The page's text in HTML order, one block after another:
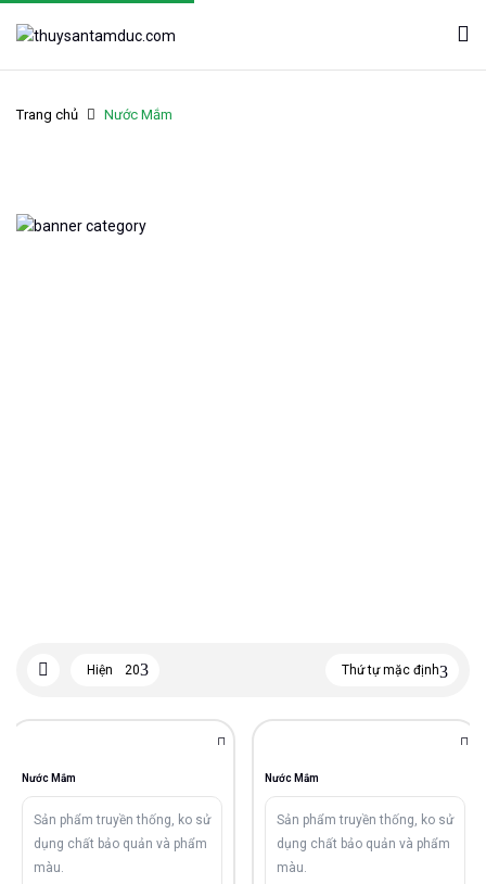
Trang chủ Nước Mắm
Thứ tự mặc định
Hiện 20
Nước Mắm
Sản phẩm truyền thống, ko sử
dụng chất bảo quản và phẩm
màu.
Nước Mắm
Sản phẩm truyền thống, ko sử
dụng chất bảo quản và phẩm
màu.